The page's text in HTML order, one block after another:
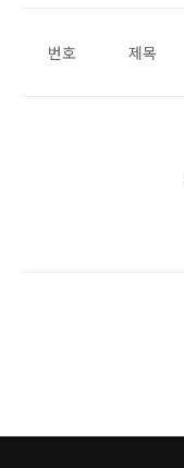
번호 제목